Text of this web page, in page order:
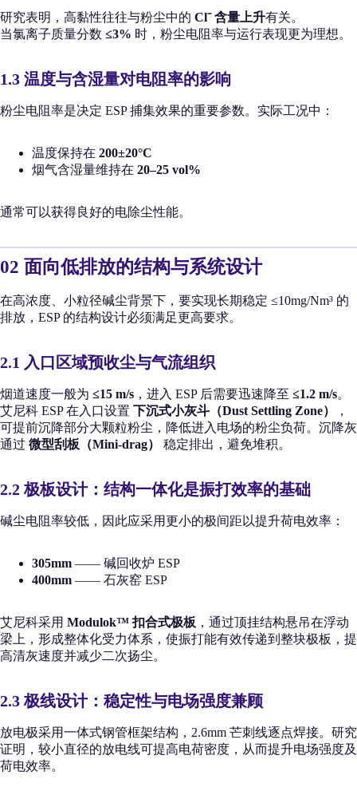
研究表明，高黏性往往与粉尘中的 Cl⁻ 含量上升有关。
当氯离子质量分数 ≤3% 时，粉尘电阻率与运行表现更为理想。
1.3 温度与含湿量对电阻率的影响
粉尘电阻率是决定 ESP 捕集效果的重要参数。实际工况中：
温度保持在 200±20°C
烟气含湿量维持在 20–25 vol%
通常可以获得良好的电除尘性能。
02 面向低排放的结构与系统设计
在高浓度、小粒径碱尘背景下，要实现长期稳定 ≤10mg/Nm³ 的
排放，ESP 的结构设计必须满足更高要求。
2.1 入口区域预收尘与气流组织
烟道速度一般为 ≤15 m/s ，进入 ESP 后需要迅速降至 ≤1.2 m/s。
艾尼科 ESP 在入口设置 下沉式小灰斗（Dust Settling Zone）
，
可提前沉降部分大颗粒粉尘，降低进入电场的粉尘负荷。沉降灰
通过 微型刮板（Mini-drag） 稳定排出，避免堆积。
2.2 极板设计：结构一体化是振打效率的基础
碱尘电阻率较低，因此应采用更小的极间距以提升荷电效率：
305mm —— 碱回收炉 ESP
400mm —— 石灰窑 ESP
艾尼科采用 Modulok™ 扣合式极板 ，通过顶挂结构悬吊在浮动
梁上，形成整体化受力体系，使振打能有效传递到整块极板，提
高清灰速度并减少二次扬尘。
2.3 极线设计：稳定性与电场强度兼顾
放电极采用一体式钢管框架结构，2.6mm 芒刺线逐点焊接。研究
证明，较小直径的放电线可提高电荷密度，从而提升电场强度及
荷电效率。